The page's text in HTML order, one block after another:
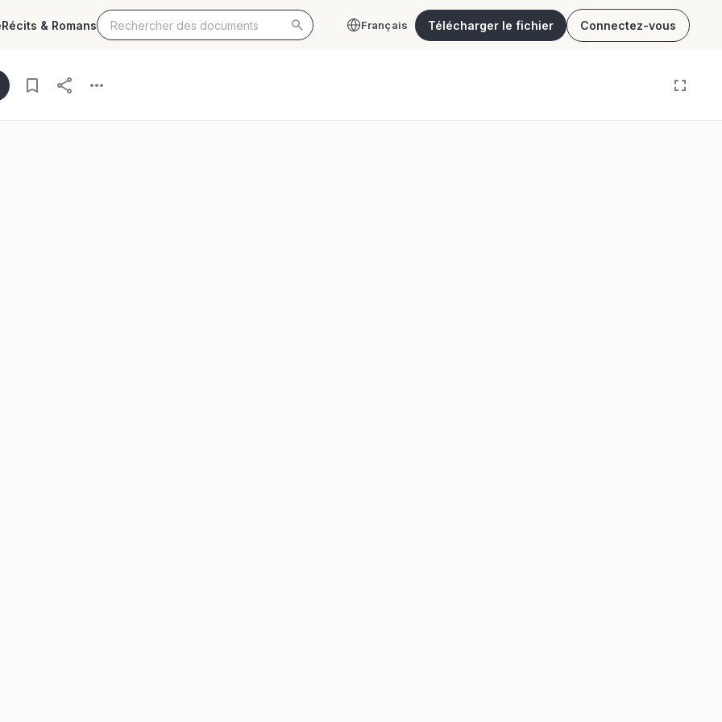
Récits & Romans Français Télécharger le fichier Connectez-vous